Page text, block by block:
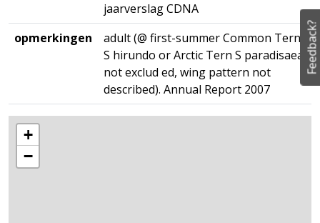
jaarverslag CDNA
opmerkingen
adult (@ first-summer Common Tern
S hirundo or Arctic Tern S paradisaea
not exclud ed, wing pattern not
described). Annual Report 2007
+
−
Feedback?